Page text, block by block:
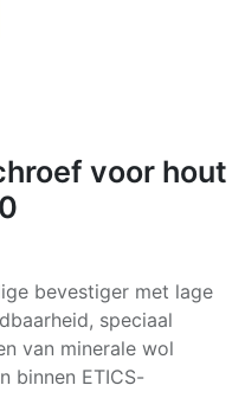
voor hout
bevestiger met lage
speciaal
van minerale wol
binnen ETICS-